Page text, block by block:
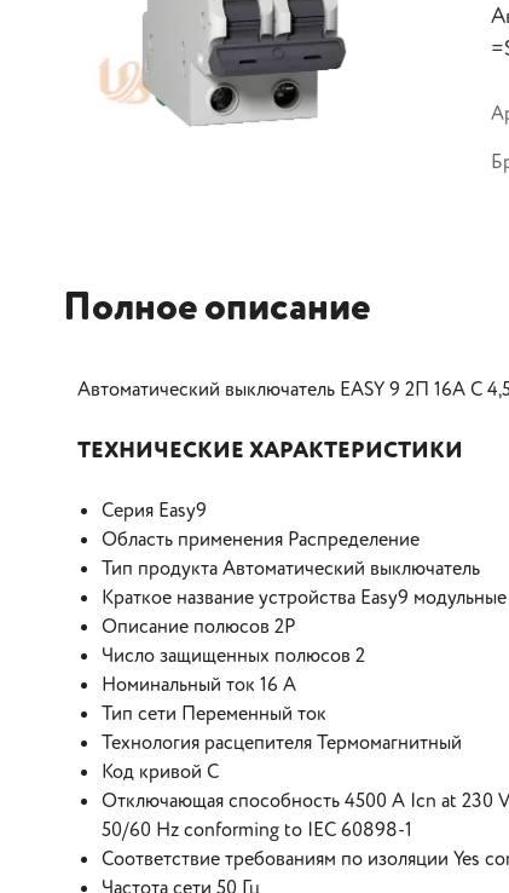
Полное описание
Автоматический выключатель EASY 9 2П 16А С
ТЕХНИЧЕСКИЕ ХАРАКТЕРИСТИКИ
Серия Easy9
Область применения Распределение
Тип продукта Автоматический выключатель
Краткое название устройства Easy9
Описание полюсов 2P
Число защищенных полюсов 2
Номинальный ток 16 A
Тип сети Переменный ток
Технология расцепителя Термомагнитный
Код кривой С
Отключающая способность 4500 A Icn at 230
50/60 Hz conforming to IEC 60898-1
Соответствие требованиям по изоляции Yes